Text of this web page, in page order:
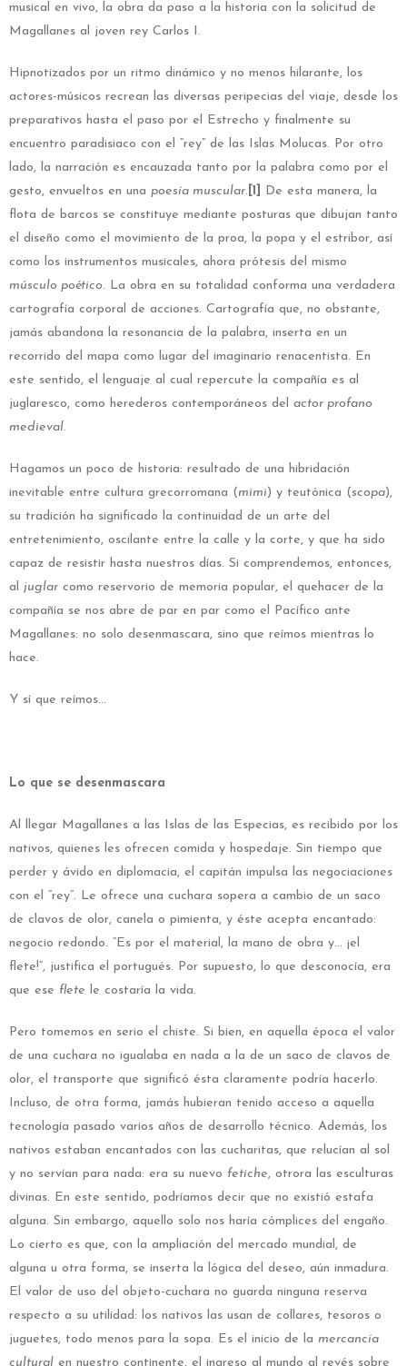
musical en vivo, la obra da paso a la historia con la solicitud de
Magallanes al joven rey Carlos I.
Hipnotizados por un ritmo dinámico y no menos hilarante, los
actores-músicos recrean las diversas peripecias del viaje, desde los
preparativos hasta el paso por el Estrecho y finalmente su
encuentro paradisiaco con el “rey” de las Islas Molucas. Por otro
lado, la narración es encauzada tanto por la palabra como por el
gesto, envueltos en una poesía muscular. [1] De esta manera, la
flota de barcos se constituye mediante posturas que dibujan tanto
el diseño como el movimiento de la proa, la popa y el estribor, así
como los instrumentos musicales, ahora prótesis del mismo
músculo poético. La obra en su totalidad conforma una verdadera
cartografía corporal de acciones. Cartografía que, no obstante,
jamás abandona la resonancia de la palabra, inserta en un
recorrido del mapa como lugar del imaginario renacentista. En
este sentido, el lenguaje al cual repercute la compañía es al
juglaresco, como herederos contemporáneos del actor profano
medieval.
Hagamos un poco de historia: resultado de una hibridación
inevitable entre cultura grecorromana (mimi) y teutónica (scopa),
su tradición ha significado la continuidad de un arte del
entretenimiento, oscilante entre la calle y la corte, y que ha sido
capaz de resistir hasta nuestros días. Si comprendemos, entonces,
al juglar como reservorio de memoria popular, el quehacer de la
compañía se nos abre de par en par como el Pacífico ante
Magallanes: no solo desenmascara, sino que reímos mientras lo
hace.
Y sí que reímos…
Lo que se desenmascara
Al llegar Magallanes a las Islas de las Especias, es recibido por los
nativos, quienes les ofrecen comida y hospedaje. Sin tiempo que
perder y ávido en diplomacia, el capitán impulsa las negociaciones
con el “rey”. Le ofrece una cuchara sopera a cambio de un saco
de clavos de olor, canela o pimienta, y éste acepta encantado:
negocio redondo. “Es por el material, la mano de obra y… ¡el
flete!”, justifica el portugués. Por supuesto, lo que desconocía, era
que ese flete le costaría la vida.
Pero tomemos en serio el chiste. Si bien, en aquella época el valor
de una cuchara no igualaba en nada a la de un saco de clavos de
olor, el transporte que significó ésta claramente podría hacerlo.
Incluso, de otra forma, jamás hubieran tenido acceso a aquella
tecnología pasado varios años de desarrollo técnico. Además, los
nativos estaban encantados con las cucharitas, que relucían al sol
y no servían para nada: era su nuevo fetiche, otrora las esculturas
divinas. En este sentido, podríamos decir que no existió estafa
alguna. Sin embargo, aquello solo nos haría cómplices del engaño.
Lo cierto es que, con la ampliación del mercado mundial, de
alguna u otra forma, se inserta la lógica del deseo, aún inmadura.
El valor de uso del objeto-cuchara no guarda ninguna reserva
respecto a su utilidad: los nativos las usan de collares, tesoros o
juguetes, todo menos para la sopa. Es el inicio de la mercancía
cultural en nuestro continente, el ingreso al mundo al revés sobre